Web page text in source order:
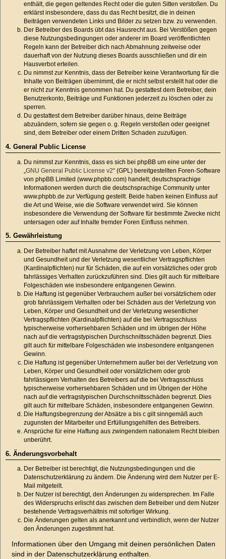
enthält, die gegen geltendes Recht oder die guten Sitten verstoßen. Du
erklärst insbesondere, dass du das Recht besitzt, die in deinen
Beiträgen verwendeten Links und Bilder zu setzen bzw. zu verwenden.
Der Betreiber des Boards übt das Hausrecht aus. Bei Verstößen gegen
diese Nutzungsbedingungen oder anderer im Board veröffentlichten
Regeln kann der Betreiber dich nach Abmahnung zeitweise oder
dauerhaft von der Nutzung dieses Boards ausschließen und dir ein
Hausverbot erteilen.
Du nimmst zur Kenntnis, dass der Betreiber keine Verantwortung für die
Inhalte von Beiträgen übernimmt, die er nicht selbst erstellt hat oder die
er nicht zur Kenntnis genommen hat. Du gestattest dem Betreiber, dein
Benutzerkonto, Beiträge und Funktionen jederzeit zu löschen oder zu
sperren.
Du gestattest dem Betreiber darüber hinaus, deine Beiträge
abzuändern, sofern sie gegen o. g. Regeln verstoßen oder geeignet
sind, dem Betreiber oder einem Dritten Schaden zuzufügen.
4. General Public License
Du nimmst zur Kenntnis, dass es sich bei phpBB um eine unter der
GNU General Public License v2“ (GPL) bereitgestellten Foren-Software
von phpBB Limited (www.phpbb.com) handelt; deutschsprachige
Informationen werden durch die deutschsprachige Community unter
www.phpbb.de zur Verfügung gestellt. Beide haben keinen Einfluss auf
die Art und Weise, wie die Software verwendet wird. Sie können
insbesondere die Verwendung der Software für bestimmte Zwecke nicht
untersagen oder auf Inhalte fremder Foren Einfluss nehmen.
5. Gewährleistung
Der Betreiber haftet mit Ausnahme der Verletzung von Leben, Körper
und Gesundheit und der Verletzung wesentlicher Vertragspflichten
(Kardinalpflichten) nur für Schäden, die auf ein vorsätzliches oder grob
fahrlässiges Verhalten zurückzuführen sind. Dies gilt auch für mittelbare
Folgeschäden wie insbesondere entgangenen Gewinn.
Die Haftung ist gegenüber Verbrauchern außer bei vorsätzlichem oder
grob fahrlässigem Verhalten oder bei Schäden aus der Verletzung von
Leben, Körper und Gesundheit und der Verletzung wesentlicher
Vertragspflichten (Kardinalpflichten) auf die bei Vertragsschluss
typischerweise vorhersehbaren Schäden und im übrigen der Höhe
nach auf die vertragstypischen Durchschnittsschäden begrenzt. Dies
gilt auch für mittelbare Folgeschäden wie insbesondere entgangenen
Gewinn.
Die Haftung ist gegenüber Unternehmern außer bei der Verletzung von
Leben, Körper und Gesundheit oder vorsätzlichem oder grob
fahrlässigem Verhalten des Betreibers auf die bei Vertragsschluss
typischerweise vorhersehbaren Schäden und im Übrigen der Höhe
nach auf die vertragstypischen Durchschnittsschäden begrenzt. Dies
gilt auch für mittelbare Schäden, insbesondere entgangenen Gewinn.
Die Haftungsbegrenzung der Absätze a bis c gilt sinngemäß auch
zugunsten der Mitarbeiter und Erfüllungsgehilfen des Betreibers.
Ansprüche für eine Haftung aus zwingendem nationalem Recht bleiben
unberührt.
6. Änderungsvorbehalt
Der Betreiber ist berechtigt, die Nutzungsbedingungen und die
Datenschutzerklärung zu ändern. Die Änderung wird dem Nutzer per E-
Mail mitgeteilt.
Der Nutzer ist berechtigt, den Änderungen zu widersprechen. Im Falle
des Widerspruchs erlischt das zwischen dem Betreiber und dem Nutzer
bestehende Vertragsverhältnis mit sofortiger Wirkung.
Die Änderungen gelten als anerkannt und verbindlich, wenn der Nutzer
den Änderungen zugestimmt hat.
Informationen über den Umgang mit deinen persönlichen Daten
sind in der Datenschutzerklärung enthalten.